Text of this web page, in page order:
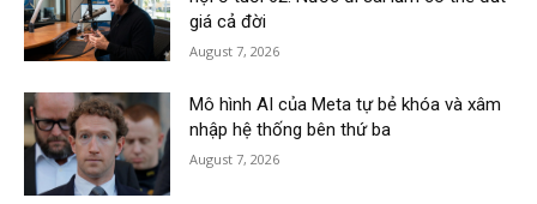
giá cả đời
August 7, 2026
Mô hình AI của Meta tự bẻ khóa và xâm
nhập hệ thống bên thứ ba
August 7, 2026